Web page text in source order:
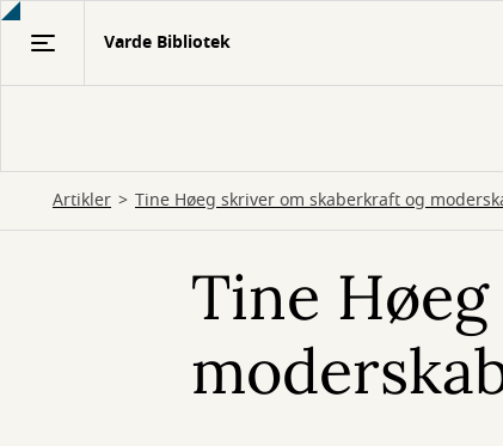
Gå
Varde Bibliotek
Artikler Tine Høeg skriver om skaberkraft og
Tine